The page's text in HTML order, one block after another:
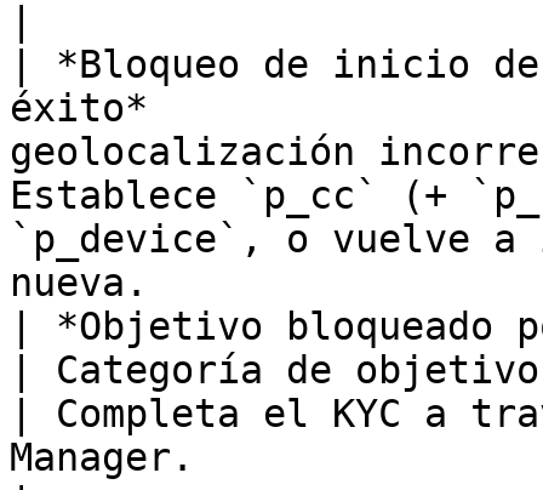
| *Bloqueo de inicio
éxito*
geolocalización
Establece `p_cc` (+
`p_device`, o vuelve
nueva.
| *Objetivo bloqueado
| Categoría de
| Completa el KYC a
Manager.